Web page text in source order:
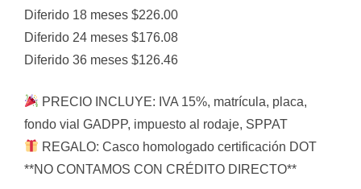
Diferido 18 meses $226.00
Diferido 24 meses $176.08
Diferido 36 meses $126.46
PRECIO INCLUYE: IVA 15%, matrícula, placa,
fondo vial GADPP, impuesto al rodaje, SPPAT
REGALO: Casco homologado certificación DOT
**NO CONTAMOS CON CRÉDITO DIRECTO**